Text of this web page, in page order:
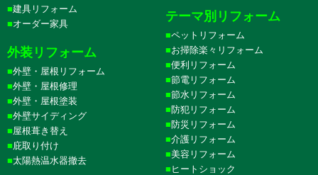
建具リフォーム
オーダー家具
外装リフォーム
外壁・屋根リフォーム
外壁・屋根修理
外壁・屋根塗装
外壁サイディング
屋根葺き替え
庇取り付け
太陽熱温水器撤去
テーマ別リフォーム
ペットリフォーム
お掃除楽々リフォーム
便利リフォーム
節電リフォーム
節水リフォーム
防犯リフォーム
防災リフォーム
介護リフォーム
美容リフォーム
ヒートショック